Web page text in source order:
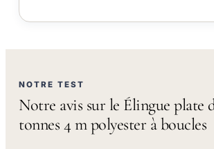
NOTRE TEST
Notre avis sur le Élingue plate
tonnes 4 m polyester à boucles